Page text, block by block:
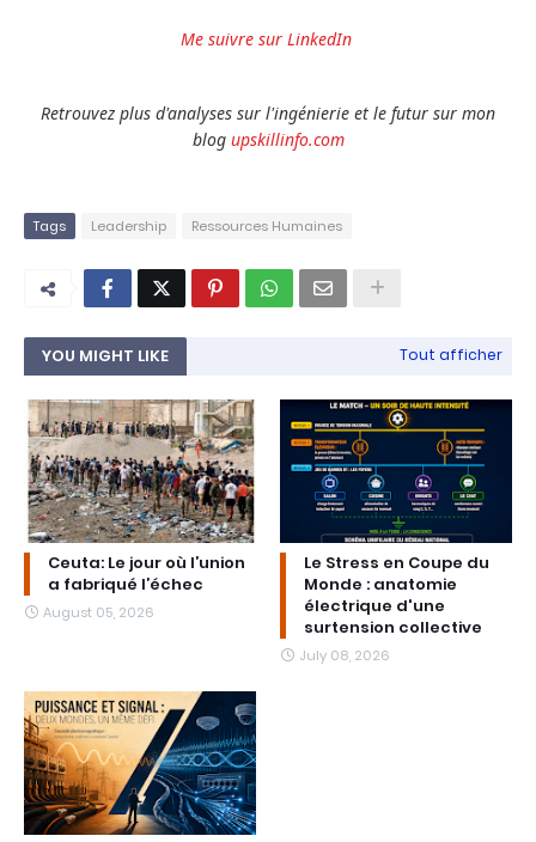
Me suivre sur LinkedIn
Retrouvez plus d'analyses sur l'ingénierie et le futur sur mon
blog upskillinfo.com
Tags Leadership Ressources Humaines
YOU MIGHT LIKE Tout afficher
Ceuta: Le jour où l’union
a fabriqué l’échec
August 05, 2026
Le Stress en Coupe du
Monde : anatomie
électrique d'une
surtension collective
July 08, 2026